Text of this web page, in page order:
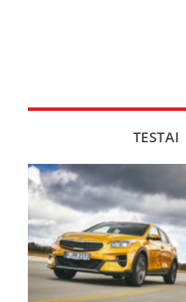
TESTAI